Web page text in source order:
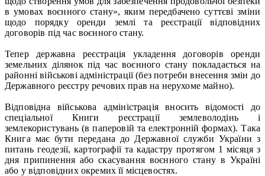
в умовах воєнного стану», яким передбачено суттєві зміни
щодо порядку оренди землі та реєстрації відповідних
договорів під час воєнного стану.
Тепер державна реєстрація укладення договорів оренди
земельних ділянок під час воєнного стану покладається на
районні військові адміністрації (без потреби внесення змін до
Державного реєстру речових прав на нерухоме майно).
Відповідна військова адміністрація вносить відомості до
спеціальної Книги реєстрації землеволодінь і
землекористувань (в паперовій та електронній формах). Така
Книга має бути передана до Державної служби України з
питань геодезії, картографії та кадастру протягом 1 місяця з
дня припинення або скасування воєнного стану в Україні
або у відповідних окремих її місцевостях.